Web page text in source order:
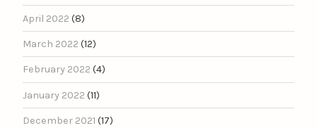
April 2022 (8)
March 2022 (12)
February 2022 (4)
January 2022 (11)
December 2021 (17)